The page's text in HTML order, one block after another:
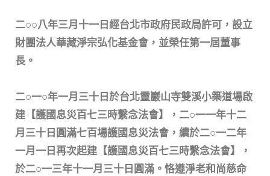
二○○八年三月十一日經台北市政府民政局許可，設立
財團法人華藏淨宗弘化基金會，並榮任第一屆董事
長。
二○一○年一月三十日於台北靈巖山寺雙溪小築道場啟
建【護國息災百七三時繫念法會】，二○一一年十二
月三十日圓滿七百場護國息災法會，續於二○一二年
一月一日再次起建【護國息災百七三時繫念法會】，
於二○一三年十一月三十日圓滿。恪遵淨老和尚慈命